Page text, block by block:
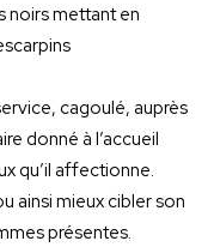
noirs mettant en
cagoulé, auprès
donné à l’accueil
qu’il affectionne.
ainsi mieux cibler son
présentes.